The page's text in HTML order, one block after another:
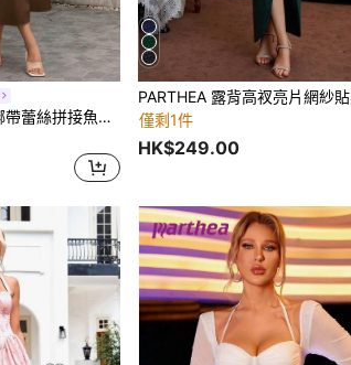
PARTHEA 露背交叉綁帶蕾絲拼接魚骨泡泡袖抓皺緊身洋裝（拉鍊設計，性感）優雅夏季棕色
僅剩1件
HK$249.00